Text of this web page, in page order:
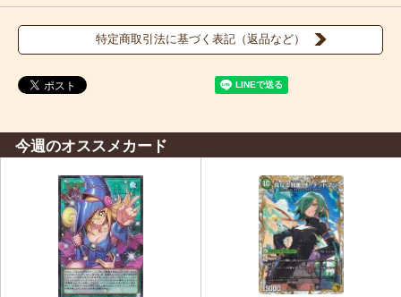
特定商取引法に基づく表記（返品など）
今週のオススメカード